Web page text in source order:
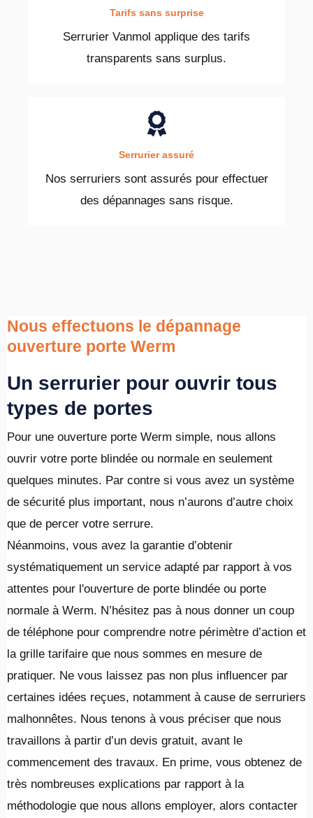
Tarifs sans surprise
Serrurier Vanmol applique des tarifs
transparents sans surplus.
Serrurier assuré
Nos serruriers sont assurés pour effectuer
des dépannages sans risque.
Nous effectuons le dépannage
ouverture porte Werm
Un serrurier pour ouvrir tous
types de portes
Pour une ouverture porte Werm simple, nous allons
ouvrir votre porte blindée ou normale en seulement
quelques minutes. Par contre si vous avez un système
de sécurité plus important, nous n’aurons d’autre choix
que de percer votre serrure.
Néanmoins, vous avez la garantie d’obtenir
systématiquement un service adapté par rapport à vos
attentes pour l'ouverture de porte blindée ou porte
normale à Werm. N’hésitez pas à nous donner un coup
de téléphone pour comprendre notre périmètre d’action et
la grille tarifaire que nous sommes en mesure de
pratiquer. Ne vous laissez pas non plus influencer par
certaines idées reçues, notamment à cause de serruriers
malhonnêtes. Nous tenons à vous préciser que nous
travaillons à partir d’un devis gratuit, avant le
commencement des travaux. En prime, vous obtenez de
très nombreuses explications par rapport à la
méthodologie que nous allons employer, alors contacter